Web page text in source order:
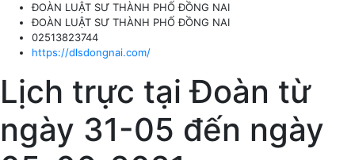
ĐOÀN LUẬT SƯ THÀNH PHỐ ĐỒNG NAI
ĐOÀN LUẬT SƯ THÀNH PHỐ ĐỒNG NAI
02513823744
https://dlsdongnai.com/
Lịch trực tại Đoàn từ
ngày 31-05 đến ngày